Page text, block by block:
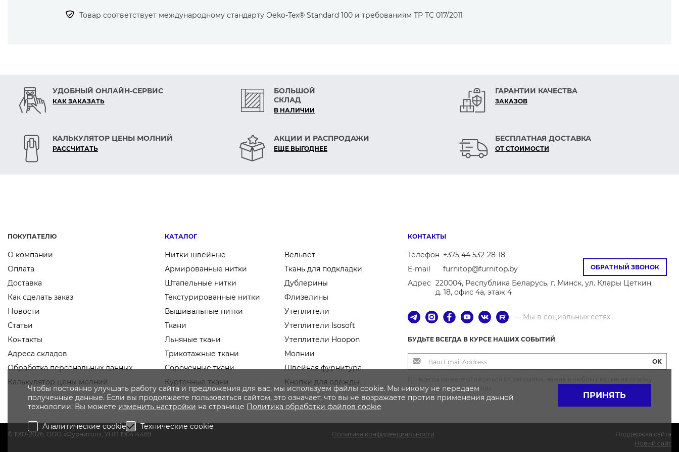
Товар соответствует международному стандарту Оеko-Tex® Standard 100 и требованиям ТР ТС 017/2011
УДОБНЫЙ ОНЛАЙН-СЕРВИС
КАК ЗАКАЗАТЬ
БОЛЬШОЙ
СКЛАД
В НАЛИЧИИ
ГАРАНТИИ КАЧЕСТВА
ЗАКАЗОВ
КАЛЬКУЛЯТОР ЦЕНЫ МОЛНИЙ
РАСCЧИТАТЬ
АКЦИИ И РАСПРОДАЖИ
ЕЩЕ ВЫГОДНЕЕ
БЕСПЛАТНАЯ ДОСТАВКА
ОТ СТОИМОСТИ
ПОКУПАТЕЛЮ
О компании
Оплата
Доставка
Как сделать заказ
Новости
Статьи
Контакты
Адреса складов
Обработка персональных данных
Калькулятор цены молний
КАТАЛОГ
Нитки швейные
Армированные нитки
Штапельные нитки
Текстурированные нитки
Вышивальные нитки
Ткани
Льняные ткани
Трикотажные ткани
Сорочечные ткани
Курточные ткани
Вельвет
Ткань для подкладки
Дублерины
Флизелины
Утеплители
Утеплители Isosoft
Утеплители Hoopon
Молнии
Швейная фурнитура
Кнопки для одежды
ОБРАТНЫЙ ЗВОНОК
КОНТАКТЫ
Телефон +375 44 532-28-18
E-mail
furnitop@furnitop.by
Адрес 220004, Республика Беларусь, г. Минск, ул. Клары Цеткин,
д. 18, офис 4а, этаж 4
— Мы в социальных сетях
БУДЬТЕ ВСЕГДА В КУРСЕ НАШИХ СОБЫТИЙ
OK
«Отписаться от рассылки»
© 1997-2026, OOO «Фурнитоп», УНП 190414469 Политика конфиденциальности
Поддержка сайта
Новый сайт
Чтобы постоянно улучшать работу сайта и предложения для вас, мы используем файлы cookie. Мы никому не передаем
полученные данные. Если вы продолжаете пользоваться сайтом, это означает, что вы не возражаете против применения данной
технологии. Вы можете изменить настройки на странице Политика обработки файлов cookie
Аналитические cookie Технические cookie
ПРИНЯТЬ